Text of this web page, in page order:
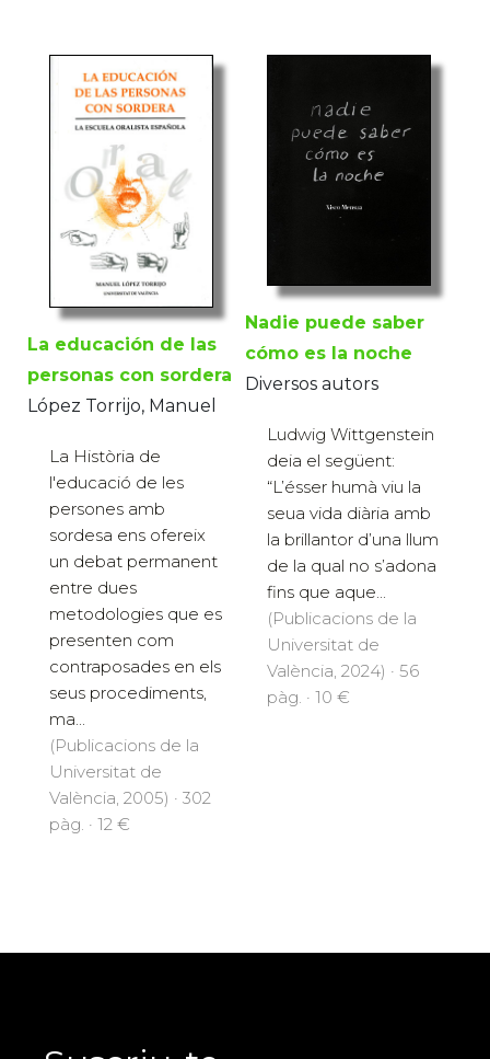
La educación de las
personas con sordera
López Torrijo, Manuel
La Història de
l'educació de les
persones amb
sordesa ens ofereix
un debat permanent
entre dues
metodologies que es
presenten com
contraposades en els
seus procediments,
ma...
(Publicacions de la
Universitat de
València, 2005) · 302
pàg. · 12 €
Nadie puede saber
cómo es la noche
Diversos autors
Ludwig Wittgenstein
deia el següent:
“L’ésser humà viu la
seua vida diària amb
la brillantor d’una llum
de la qual no s’adona
fins que aque...
(Publicacions de la
Universitat de
València, 2024) · 56
pàg. · 10 €